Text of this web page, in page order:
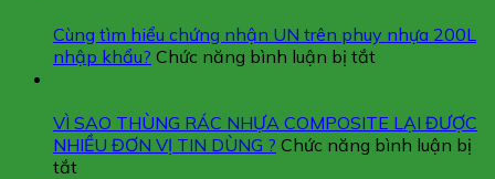
Cùng tìm hiểu chứng nhận UN trên phuy nhựa 200L
nhập khẩu? Chức năng bình luận bị tắtở
hiểu
chứng
VÌ SAO THÙNG RÁC NHỰA COMPOSITE LẠI ĐƯỢC
NHIỀU ĐƠN VỊ TIN DÙNG ? Chức năng bình luận bị
tắtở